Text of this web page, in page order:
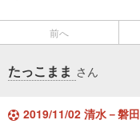
前へ
たっこまま さん
2019/11/02 清水－磐田